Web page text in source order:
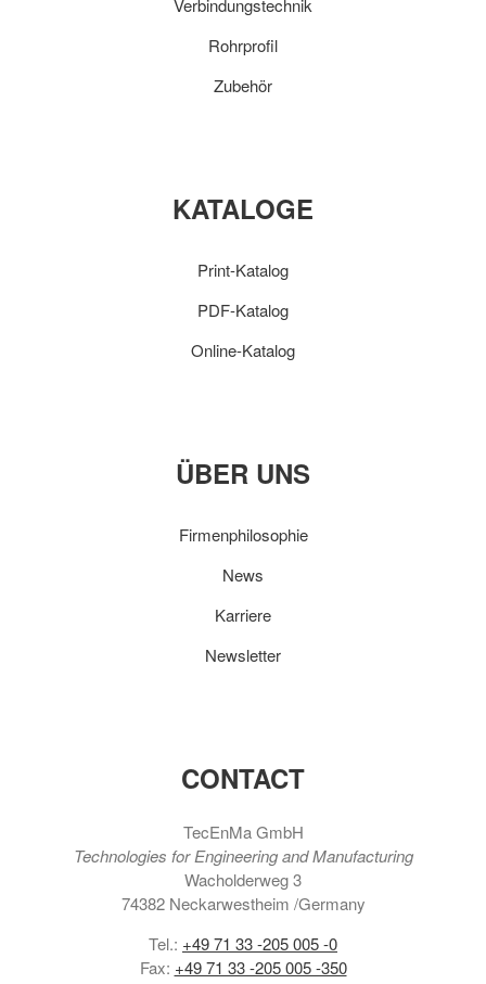
Rohrprofil
Zubehör
KATALOGE
Print-Katalog
PDF-Katalog
Online-Katalog
ÜBER UNS
Firmenphilosophie
News
Karriere
Newsletter
CONTACT
TecEnMa GmbH
Technologies for Engineering and Manufacturing
Wacholderweg 3
74382 Neckarwestheim /Germany
Tel.: +49 71 33 -205 005 -0
Fax: +49 71 33 -205 005 -350